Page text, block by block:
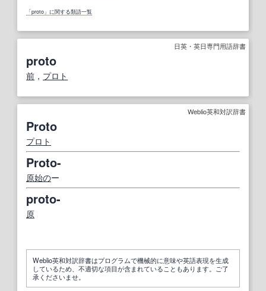
「proto」に関する類語一覧
日英・英日専門用語辞書
proto
前 ， プロト
Weblio英和対訳辞書
Proto
プロト
Proto-
原始のー
proto-
原
Weblio英和対訳辞書はプログラムで機械的に意味や英語表現を生成
しているため、不適切な項目が含まれていることもあります。ご了
承くださいませ。